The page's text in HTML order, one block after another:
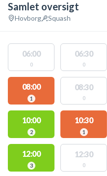
Samlet oversigt
Hovborg Squash
06:00
0
06:30
0
08:00
1
08:30
0
10:00
2
10:30
1
12:00
3
12:30
0